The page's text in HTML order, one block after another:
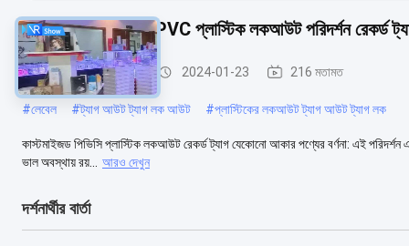
OSHA 1910.145 PVC প্লাস্টিক লকআউট পরিদর্শন রেকর্ড
প্লাস্টিক নিরাপত্তা ট্যাগ 2024-01-23 216 মতামত
#লেবেল #ট্যাগ আউট ট্যাগ লক আউট #প্লাস্টিকের লকআউট ট্যাগ আউট ট্যাগ লক
কাস্টমাইজড পিভিসি প্লাস্টিক লকআউট রেকর্ড ট্যাগ যেকোনো আকার পণ্যের বর্ণনা: এই পরিদর্শন
ভাল অবস্থায় রয়...
আরও দেখুন
দর্শনার্থীর বার্তা